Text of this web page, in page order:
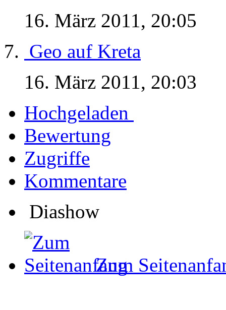
16. März 2011, 20:05
Geo auf Kreta
16. März 2011, 20:03
Hochgeladen
Bewertung
Zugriffe
Kommentare
Diashow
Zum